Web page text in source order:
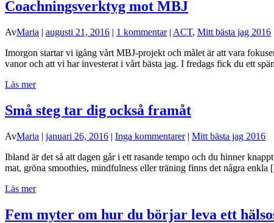
Coachningsverktyg mot MBJ
AvMaria | augusti 21, 2016 | 1 kommentar| ACT, Mitt bästa jag 2016
Imorgon startar vi igång vårt MBJ-projekt och målet är att vara
vanor och att vi har investerat i vårt bästa jag. I fredags fick du ett
Läs mer
Små steg tar dig också framåt
AvMaria | januari 26, 2016 | Inga kommentarer| Mitt bästa jag 2016
Ibland är det så att dagen går i ett rasande tempo och du hinner
mat, gröna smoothies, mindfulness eller träning finns det några
Läs mer
Fem myter om hur du börjar leva ett